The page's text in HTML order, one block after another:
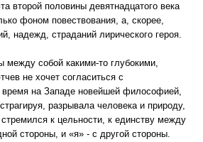
второй половины девятнадцатого века
фоном повествования, а, скорее,
надежд, страданий лирического героя.
между собой какими-то глубокими,
не хочет согласиться с
время на Западе новейшей философией,
разрывала человека и природу,
к цельности, к единству между
стороны, и «я» - с другой стороны.